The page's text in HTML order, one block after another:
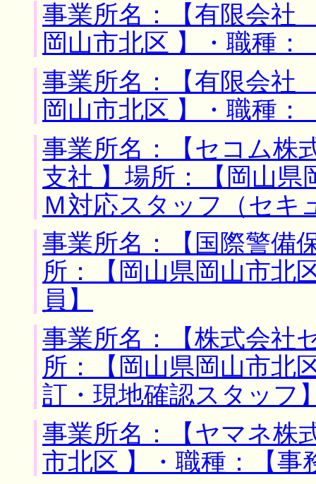
事業所名：【有限会社
岡山市北区 】・職種：
事業所名：【有限会社
岡山市北区 】・職種
事業所名：【セコム
支社 】場所：【岡山県
Ｍ対応スタッフ（セキ
事業所名：【国際警備
所：【岡山県岡山市北
員】
事業所名：【株式会
所：【岡山県岡山市北
訂・現地確認スタッフ
事業所名：【ヤマネ株
市北区 】・職種：【事